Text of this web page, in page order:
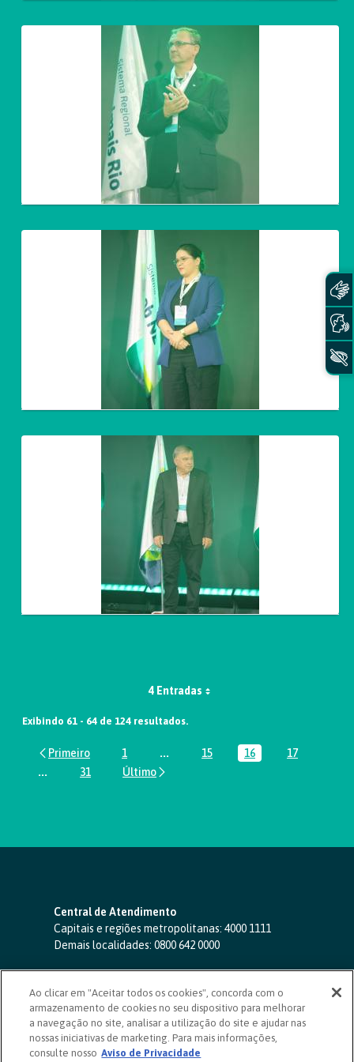
4 Entradas
Exibindo 61 - 64 de 124 resultados.
Página
1 ...Páginas intermediárias Usar ABA
Página
15 Página
16 Página
17
...Páginas intermediárias Usar ABA para navegar.
Página
31
Central de Atendimento
Capitais e regiões metropolitanas: 4000 1111
Demais localidades: 0800 642 0000
SAC 24 horas-0800 724 4420
Ouvidoria
0800 725 0996
(de segunda a sexta, das 8h às 20h)
ouvidoriasicoob.com.br
Deficientes auditivos ou de fala
Ao clicar em "Aceitar todos os cookies", concorda com o
armazenamento de cookies no seu dispositivo para melhorar
a navegação no site, analisar a utilização do site e ajudar nas
nossas iniciativas de marketing. Para mais informações,
consulte nosso Aviso de Privacidade